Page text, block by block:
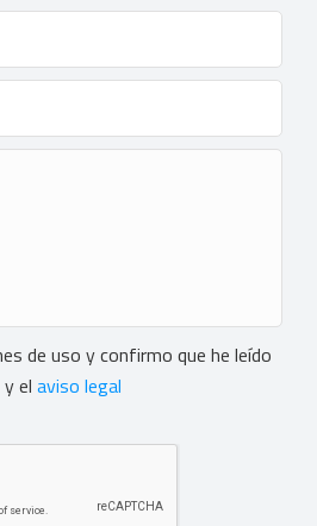
de uso y confirmo que he leído
y el aviso legal